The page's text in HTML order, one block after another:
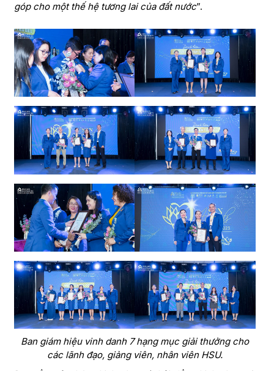
góp cho một thế hệ tương lai của đất nước”.
Ban giám hiệu vinh danh 7 hạng mục giải thưởng cho
các lãnh đạo, giảng viên, nhân viên HSU.